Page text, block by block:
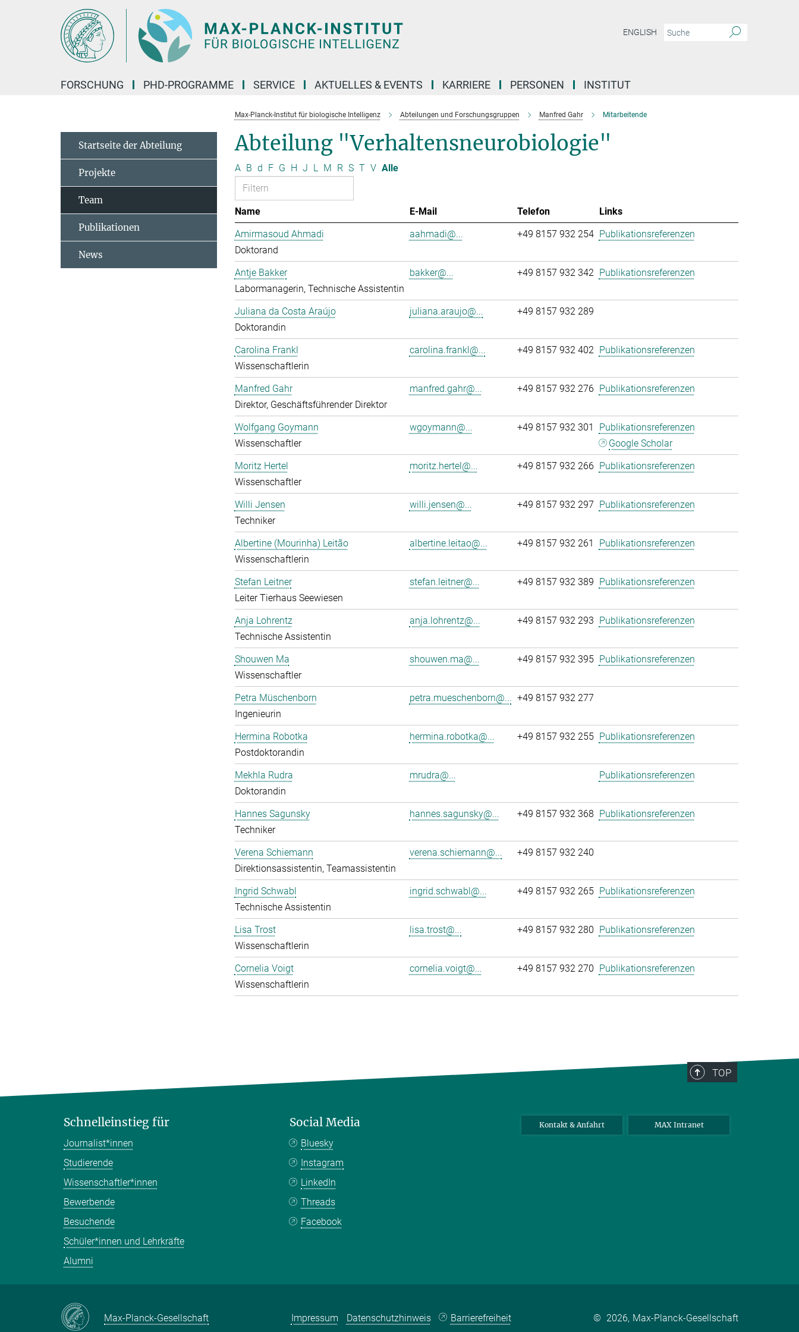
ENGLISH
FORSCHUNG PHD-PROGRAMME SERVICE AKTUELLES & EVENTS KARRIERE PERSONEN INSTITUT
Max-Planck-Institut für biologische Intelligenz Abteilungen und Forschungsgruppen Manfred Gahr Mitarbeitende
Abteilung "Verhaltensneurobiologie"
A B d F G H J L M R S T V Alle
Name E-Mail Telefon
Links
Amirmasoud Ahmadi
Doktorand
aahmadi@... +49 8157 932 254 Publikationsreferenzen
Antje Bakker
Labormanagerin, Technische Assistentin
bakker@... +49 8157 932 342 Publikationsreferenzen
Juliana da Costa Araújo
Doktorandin
juliana.araujo@... +49 8157 932 289
Carolina Frankl
Wissenschaftlerin
carolina.frankl@... +49 8157 932 402 Publikationsreferenzen
Manfred Gahr
Direktor, Geschäftsführender Direktor
manfred.gahr@... +49 8157 932 276 Publikationsreferenzen
Wolfgang Goymann
Wissenschaftler
wgoymann@... +49 8157 932 301
Publikationsreferenzen
Google Scholar
Moritz Hertel
Wissenschaftler
moritz.hertel@... +49 8157 932 266 Publikationsreferenzen
Willi Jensen
Techniker
willi.jensen@... +49 8157 932 297 Publikationsreferenzen
Albertine (Mourinha) Leitão
Wissenschaftlerin
albertine.leitao@... +49 8157 932 261 Publikationsreferenzen
Stefan Leitner
Leiter Tierhaus Seewiesen
stefan.leitner@... +49 8157 932 389 Publikationsreferenzen
Anja Lohrentz
Technische Assistentin
anja.lohrentz@... +49 8157 932 293 Publikationsreferenzen
Shouwen Ma
Wissenschaftler
shouwen.ma@... +49 8157 932 395 Publikationsreferenzen
Petra Müschenborn
Ingenieurin
petra.mueschenborn@... +49 8157 932 277
Hermina Robotka
Postdoktorandin
hermina.robotka@... +49 8157 932 255 Publikationsreferenzen
Mekhla Rudra
Doktorandin
mrudra@... Publikationsreferenzen
Hannes Sagunsky
Techniker
hannes.sagunsky@... +49 8157 932 368 Publikationsreferenzen
Verena Schiemann
Direktionsassistentin, Teamassistentin
verena.schiemann@... +49 8157 932 240
Ingrid Schwabl
Technische Assistentin
ingrid.schwabl@... +49 8157 932 265 Publikationsreferenzen
Lisa Trost
Wissenschaftlerin
lisa.trost@... +49 8157 932 280 Publikationsreferenzen
Cornelia Voigt
Wissenschaftlerin
cornelia.voigt@... +49 8157 932 270 Publikationsreferenzen
Startseite der Abteilung
Projekte
Team
Publikationen
News
TOP
Schnelleinstieg für
Journalist*innen
Studierende
Wissenschaftler*innen
Bewerbende
Besuchende
Schüler*innen und Lehrkräfte
Alumni
Social Media
Bluesky
Instagram
LinkedIn
Threads
Facebook
Kontakt & Anfahrt MAX Intranet
Max-Planck-Gesellschaft Impressum Datenschutzhinweis Barrierefreiheit © 2026, Max-Planck-Gesellschaft